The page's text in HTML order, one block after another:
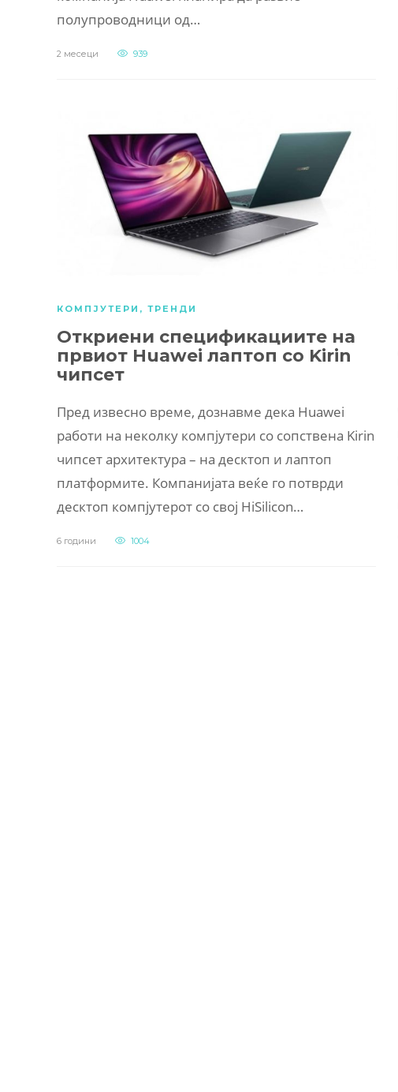
полупроводници од…
2 месеци 939
КОМПЈУТЕРИ , ТРЕНДИ
Откриени спецификациите на
првиот Huawei лаптоп со Kirin
чипсет
Пред извесно време, дознавме дека Huawei
работи на неколку компјутери со сопствена Kirin
чипсет архитектура – на десктоп и лаптоп
платформите. Компанијата веќе го потврди
десктоп компјутерот со свој HiSilicon…
6 години 1004